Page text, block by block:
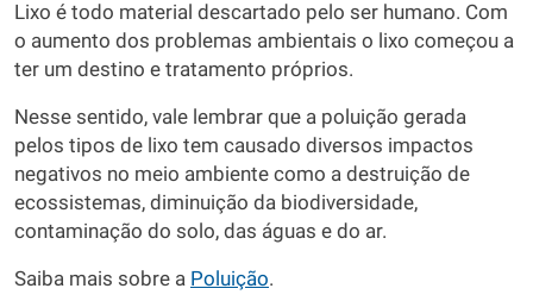
Lixo é todo material descartado pelo ser humano. Com
o aumento dos problemas ambientais o lixo começou a
ter um destino e tratamento próprios.
Nesse sentido, vale lembrar que a poluição gerada
pelos tipos de lixo tem causado diversos impactos
negativos no meio ambiente como a destruição de
ecossistemas, diminuição da biodiversidade,
contaminação do solo, das águas e do ar.
Saiba mais sobre a Poluição.